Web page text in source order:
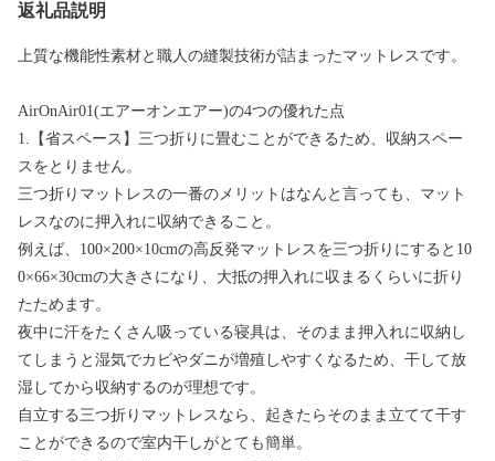
返礼品説明
上質な機能性素材と職人の縫製技術が詰まったマットレスです。
AirOnAir01(エアーオンエアー)の4つの優れた点
1.【省スペース】三つ折りに畳むことができるため、収納スペー
スをとりません。
三つ折りマットレスの一番のメリットはなんと言っても、マット
レスなのに押入れに収納できること。
例えば、100×200×10cmの高反発マットレスを三つ折りにすると10
0×66×30cmの大きさになり、大抵の押入れに収まるくらいに折り
たためます。
夜中に汗をたくさん吸っている寝具は、そのまま押入れに収納し
てしまうと湿気でカビやダニが増殖しやすくなるため、干して放
湿してから収納するのが理想です。
自立する三つ折りマットレスなら、起きたらそのまま立てて干す
ことができるので室内干しがとても簡単。